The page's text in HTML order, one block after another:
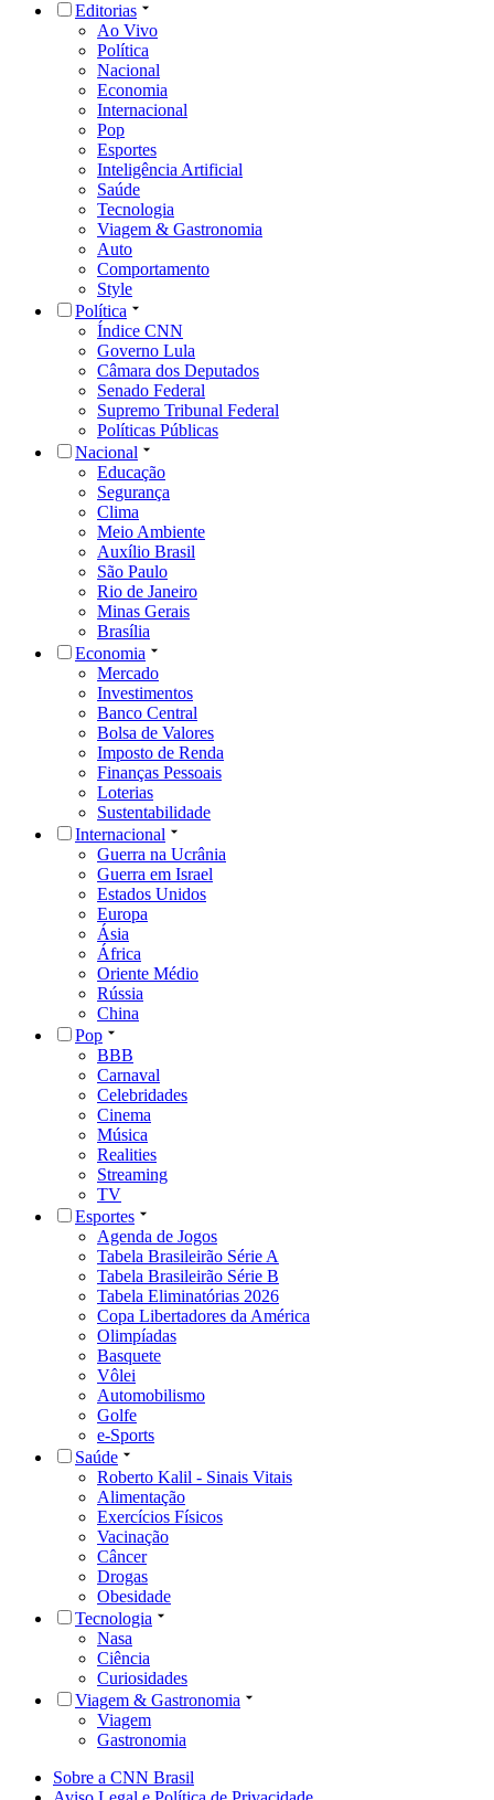
Editorias
Ao Vivo
Política
Nacional
Economia
Internacional
Pop
Esportes
Inteligência Artificial
Saúde
Tecnologia
Viagem & Gastronomia
Auto
Comportamento
Style
Política
Índice CNN
Governo Lula
Câmara dos Deputados
Senado Federal
Supremo Tribunal Federal
Políticas Públicas
Nacional
Educação
Segurança
Clima
Meio Ambiente
Auxílio Brasil
São Paulo
Rio de Janeiro
Minas Gerais
Brasília
Economia
Mercado
Investimentos
Banco Central
Bolsa de Valores
Imposto de Renda
Finanças Pessoais
Loterias
Sustentabilidade
Internacional
Guerra na Ucrânia
Guerra em Israel
Estados Unidos
Europa
Ásia
África
Oriente Médio
Rússia
China
Pop
BBB
Carnaval
Celebridades
Cinema
Música
Realities
Streaming
TV
Esportes
Agenda de Jogos
Tabela Brasileirão Série A
Tabela Brasileirão Série B
Tabela Eliminatórias 2026
Copa Libertadores da América
Olimpíadas
Basquete
Vôlei
Automobilismo
Golfe
e-Sports
Saúde
Roberto Kalil - Sinais Vitais
Alimentação
Exercícios Físicos
Vacinação
Câncer
Drogas
Obesidade
Tecnologia
Nasa
Ciência
Curiosidades
Viagem & Gastronomia
Viagem
Gastronomia
Sobre a CNN Brasil